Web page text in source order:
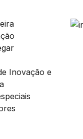
Inovação e